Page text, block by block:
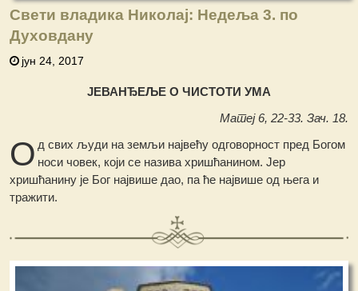
Свети владика Николај: Недеља 3. по
Духовдану
јун 24, 2017
ЈЕВАНЂЕЉЕ О ЧИСТОТИ УМА
Матеј 6, 22-33. Зач. 18.
О д свих људи на земљи највећу одговорност пред Богом
носи човек, који се назива хришћанином. Јер
хришћанину је Бог највише дао, па ће највише од њега и
тражити.